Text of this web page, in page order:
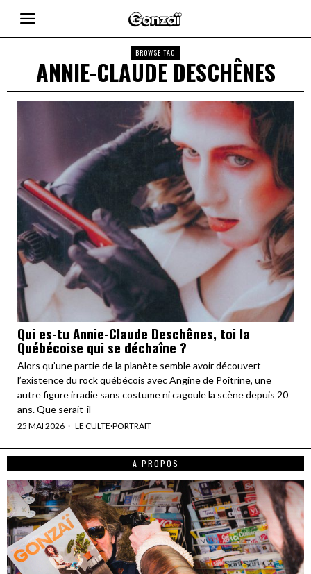
BROWSE TAG
ANNIE-CLAUDE DESCHÊNES
Qui es-tu Annie-Claude Deschênes, toi la
Québécoise qui se déchaîne ?
Alors qu’une partie de la planète semble avoir découvert
l’existence du rock québécois avec Angine de Poitrine, une
autre figure irradie sans costume ni cagoule la scène depuis 20
ans. Que serait-il
25 MAI 2026 LE CULTE·PORTRAIT
A PROPOS